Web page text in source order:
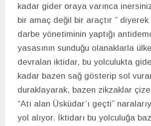
kadar gider oraya varınca
bir amaç değil bir araçtır ” diyerek
darbe yönetiminin yaptığı
yasasının sunduğu olanaklarla
devralan iktidar, bu yolculukta
kadar bazen sağ gösterip sol
duraklayarak, bazen zikzaklar
“Atı alan Üsküdar’ı geçti”
yol alıyor. İktidarı bu yolculuğa